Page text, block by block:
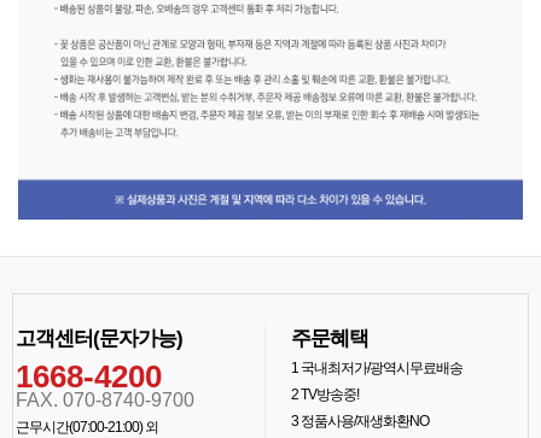
고객센터(문자가능)
1668-4200
FAX. 070-8740-9700
근무시간(07:00-21:00) 외
주문혜택
1국내최저가/광역시무료배송
2TV방송중!
3정품사용/재생화환NO